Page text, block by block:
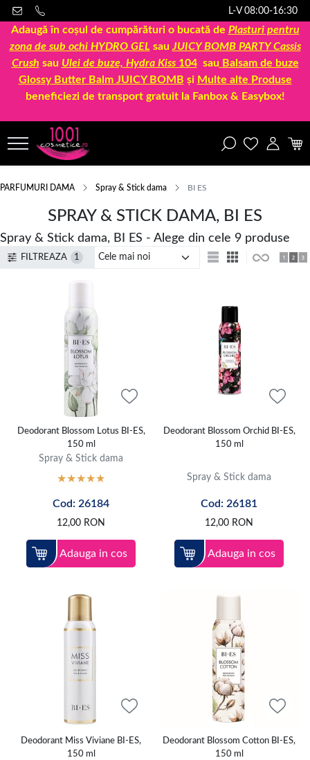
L-V 08:00-16:30
Adaugă în coșul de cumpărături o bucată de Plasturi pentru
zona de sub ochi HYDRO GEL sau JUICY BOMB PARTY Cassis
Crush sau Ulei de buze, Hydra Kiss 104sau Balsam de buze
Glossy Butter Balm JUICY BOMB și Multe alte Produse
beneficiezi de transport gratuit la Fanbox & Easybox!
PARFUMURI DAMA Spray & Stick dama BI ES
SPRAY & STICK DAMA, BI ES
Spray & Stick dama, BI ES - Alege din cele 9 produse
FILTREAZA 1
Deodorant Blossom Lotus BI-ES,
150 ml
Spray & Stick dama
Cod: 26184
12,00 RON
Adauga in cos
Deodorant Blossom Orchid BI-ES,
150 ml
Spray & Stick dama
Cod: 26181
12,00 RON
Adauga in cos
Deodorant Miss Viviane BI-ES,
150 ml
Deodorant Blossom Cotton BI-ES,
150 ml